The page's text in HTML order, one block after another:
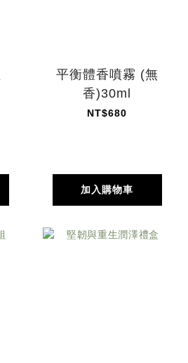
平衡體香噴霧 (無
香)30ml
NT$680
加入購物車